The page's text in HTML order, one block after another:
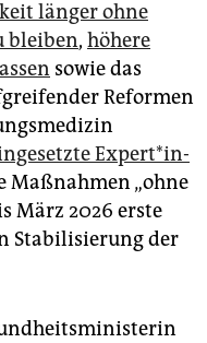
länger ohne
bleiben, höhere
sowie das
Reformen
Ex­per­t*in­
Maßnahmen „ohne
März 2026 erste
Stabilisierung der